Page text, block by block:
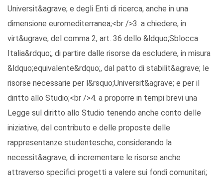
Universit&agrave; e degli Enti di ricerca, anche in una
dimensione euromediterranea;<br />3. a chiedere, in
virt&ugrave; del comma 2, art. 36 dello &ldquo;Sblocca
Italia&rdquo;, di partire dalle risorse da escludere, in misura
&ldquo;equivalente&rdquo;, dal patto di stabilit&agrave; le
risorse necessarie per l&rsquo;Universit&agrave; e per il
diritto allo Studio;<br />4. a proporre in tempi brevi una
Legge sul diritto allo Studio tenendo anche conto delle
iniziative, del contributo e delle proposte delle
rappresentanze studentesche, considerando la
necessit&agrave; di incrementare le risorse anche
attraverso specifici progetti a valere sui fondi comunitari;